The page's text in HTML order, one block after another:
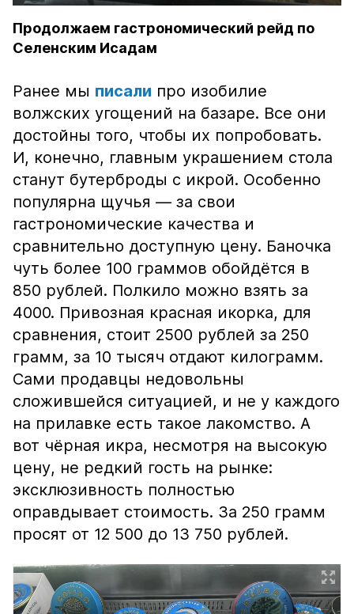
Продолжаем гастрономический рейд по
Селенским Исадам
Ранее мы писали про изобилие
волжских угощений на базаре. Все они
достойны того, чтобы их попробовать.
И, конечно, главным украшением стола
станут бутерброды с икрой. Особенно
популярна щучья — за свои
гастрономические качества и
сравнительно доступную цену. Баночка
чуть более 100 граммов обойдётся в
850 рублей. Полкило можно взять за
4000. Привозная красная икорка, для
сравнения, стоит 2500 рублей за 250
грамм, за 10 тысяч отдают килограмм.
Сами продавцы недовольны
сложившейся ситуацией, и не у каждого
на прилавке есть такое лакомство. А
вот чёрная икра, несмотря на высокую
цену, не редкий гость на рынке:
эксклюзивность полностью
оправдывает стоимость. За 250 грамм
просят от 12 500 до 13 750 рублей.